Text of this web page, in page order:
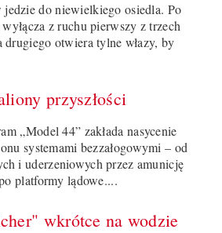
do niewielkiego osiedla. Po
z ruchu pierwszy z trzech
drugiego otwiera tylne włazy, by
przyszłości
„Model 44” zakłada nasycenie
systemami bezzałogowymi – od
i uderzeniowych przez amunicję
platformy lądowe....
wkrótce na wodzie